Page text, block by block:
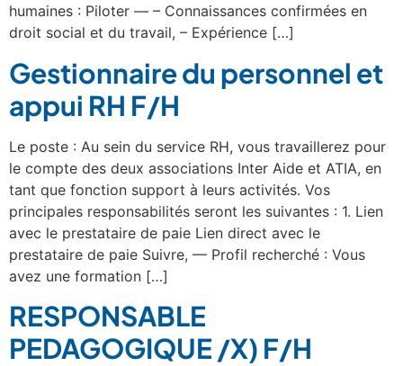
humaines : Piloter — – Connaissances confirmées en
droit social et du travail, – Expérience […]
Gestionnaire du personnel et
appui RH F/H
Le poste : Au sein du service RH, vous travaillerez pour
le compte des deux associations Inter Aide et ATIA, en
tant que fonction support à leurs activités. Vos
principales responsabilités seront les suivantes : 1. Lien
avec le prestataire de paie Lien direct avec le
prestataire de paie Suivre, — Profil recherché : Vous
avez une formation […]
RESPONSABLE
PEDAGOGIQUE /X) F/H